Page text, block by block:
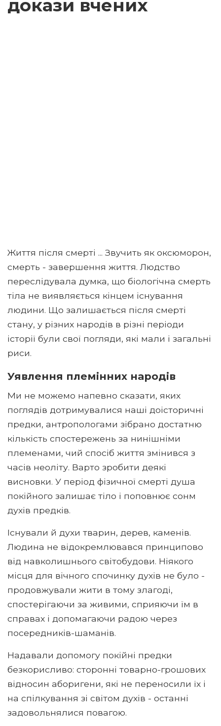
докази вчених
Життя після смерті ... Звучить як оксюморон,
смерть - завершення життя. Людство
переслідувала думка, що біологічна смерть
тіла не виявляється кінцем існування
людини. Що залишається після смерті
стану, у різних народів в різні періоди
історії були свої погляди, які мали і загальні
риси.
Уявлення племінних народів
Ми не можемо напевно сказати, яких
поглядів дотримувалися наші доісторичні
предки, антропологами зібрано достатню
кількість спостережень за нинішніми
племенами, чий спосіб життя змінився з
часів неоліту. Варто зробити деякі
висновки. У період фізичної смерті душа
покійного залишає тіло і поповнює сонм
духів предків.
Існували й духи тварин, дерев, каменів.
Людина не відокремлювався принципово
від навколишнього світобудови. Ніякого
місця для вічного спочинку духів не було -
продовжували жити в тому злагоді,
спостерігаючи за живими, сприяючи їм в
справах і допомагаючи радою через
посередників-шаманів.
Надавали допомогу покійні предки
безкорисливо: сторонні товарно-грошових
відносин аборигени, які не переносили їх і
на спілкування зі світом духів - останні
задовольнялися повагою.